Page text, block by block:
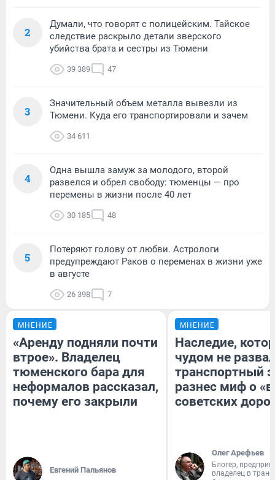
2
Думали, что говорят с полицейским. Тайское
следствие раскрыло детали зверского
убийства брата и сестры из Тюмени
39 389 47
3
Значительный объем металла вывезли из
Тюмени. Куда его транспортировали и зачем
34 611
4
Одна вышла замуж за молодого, второй
развелся и обрел свободу: тюменцы — про
перемены в жизни после 40 лет
30 185 48
5
Потеряют голову от любви. Астрологи
предупреждают Раков о переменах в жизни уже
в августе
26 398 7
МНЕНИЕ
«Аренду подняли почти
втрое». Владелец
тюменского бара для
неформалов рассказал,
почему его закрыли
Евгений Пальянов
МНЕНИЕ
Наследие,
чудом не
транспортный
разнес миф о
советских
Олег Арефьев
Блогер,
владелец в